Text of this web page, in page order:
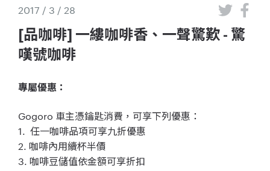
2017 / 3 / 28
[品咖啡] 一縷咖啡香、一聲驚歎 - 驚
嘆號咖啡
專屬優惠：
Gogoro 車主憑鑰匙消費，可享下列優惠：
1. 任一咖啡品項可享九折優惠
2. 咖啡內用續杯半價
3. 咖啡豆儲值依金額可享折扣